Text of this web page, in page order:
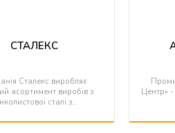
СТАЛЕКС
Сталекс виробляє
асортимент виробів з
сталі з…
Центр» -